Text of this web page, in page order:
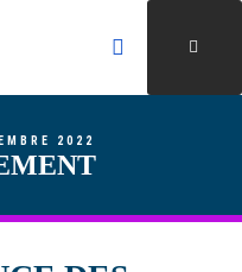
AU CONTENU
AU MENU
À LA RECHERCHE
Rechercher
Valider la
2022